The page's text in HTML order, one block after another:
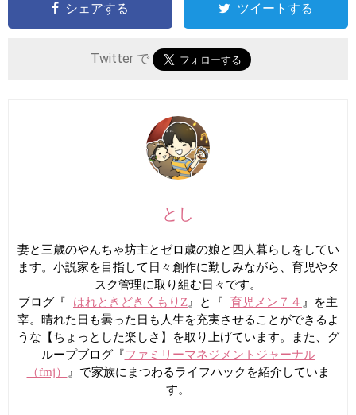
シェアする ツイートする
Twitter で
とし
妻と三歳のやんちゃ坊主とゼロ歳の娘と四人暮らしをしてい
ます。小説家を目指して日々創作に勤しみながら、育児やタ
スク管理に取り組む日々です。
ブログ『 はれときどきくもりZ 』と『 育児メン７４ 』を主
宰。晴れた日も曇った日も人生を充実させることができるよ
うな【ちょっとした楽しさ】を取り上げています。また、グ
ループブログ『ファミリーマネジメントジャーナル
（fmj）
』で家族にまつわるライフハックを紹介していま
す。